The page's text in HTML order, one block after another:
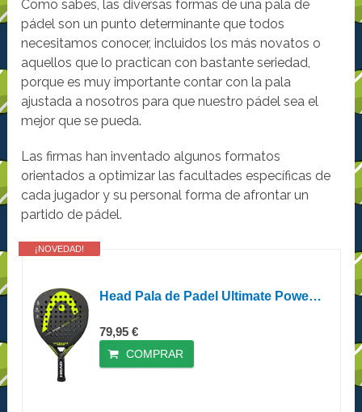
Como sabes, las diversas formas de una pala de
pádel son un punto determinante que todos
necesitamos conocer, incluidos los más novatos o
aquellos que lo practican con bastante seriedad,
porque es muy importante contar con la pala
ajustada a nosotros para que nuestro pádel sea el
mejor que se pueda.
Las firmas han inventado algunos formatos
orientados a optimizar las facultades específicas de
cada jugador y su personal forma de afrontar un
partido de pádel.
¡NOVEDAD!
Head Pala de Padel Ultimate Power Yellow 2018
79,95 €
COMPRAR